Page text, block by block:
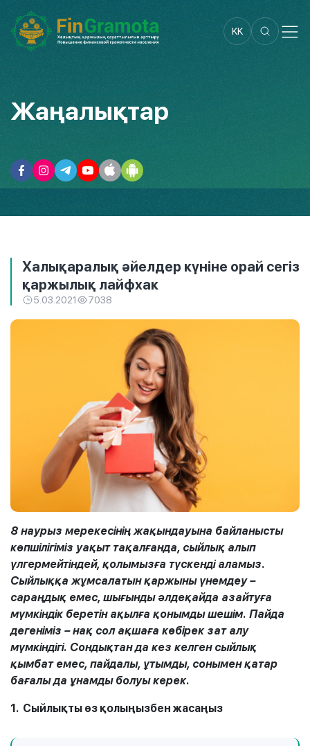
KK
Жаңалықтар
Халықаралық әйелдер күніне орай сегіз
қаржылық лайфхак
5.03.2021 7038
8 наурыз мерекесінің жақындауына байланысты
көпшілігіміз уақыт тақалғанда, сыйлық алып
үлгермейтіндей, қолымызға түскенді аламыз.
Сыйлыққа жұмсалатын қаржыны үнемдеу –
сараңдық емес, шығынды әлдеқайда азайтуға
мүмкіндік беретін ақылға қонымды шешім. Пайда
дегеніміз – нақ сол ақшаға көбірек зат алу
мүмкіндігі. Сондықтан да кез келген сыйлық
қымбат емес, пайдалы, ұтымды, сонымен қатар
бағалы да ұнамды болуы керек.
1. Сыйлықты өз қолыңызбен жасаңыз